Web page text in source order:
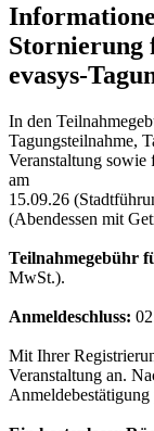
Stornierung
evasys-
In den
Tagungsteilnahme,
Veranstaltung sowie
am
15.09.26
(Abendessen mit
Teilnahmegebühr
MwSt.).
Anmeldeschluss:
Mit Ihrer
Veranstaltung an.